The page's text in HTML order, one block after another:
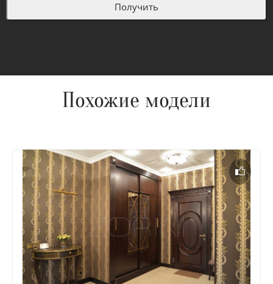
Похожие модели